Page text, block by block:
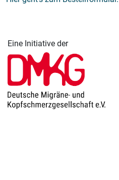
Eine Initiative der